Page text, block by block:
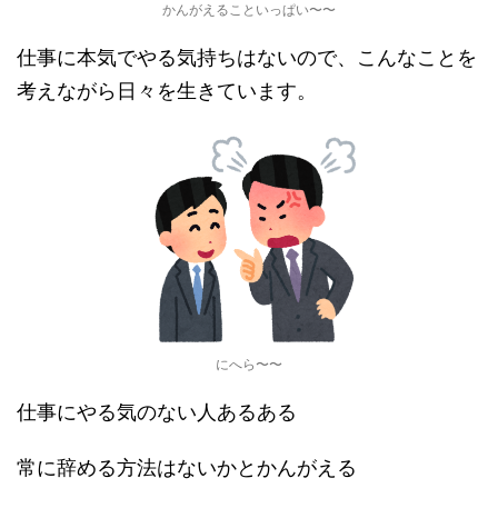
かんがえることいっぱい〜〜
仕事に本気でやる気持ちはないので、こんなことを
考えながら日々を生きています。
にへら〜〜
仕事にやる気のない人あるある
常に辞める方法はないかとかんがえる